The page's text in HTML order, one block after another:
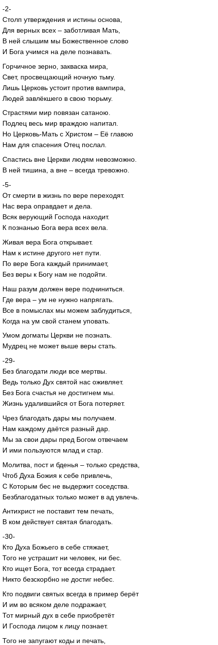
-2-
Столп утверждения и истины основа,
Для верных всех – заботливая Мать,
В ней слышим мы Божественное слово
И Бога учимся на деле познавать.
Горчичное зерно, закваска мира,
Свет, просвещающий ночную тьму.
Лишь Церковь устоит против вампира,
Людей завлёкшего в свою тюрьму.
Страстями мир повязан сатаною.
Подлец весь мир враждою напитал.
Но Церковь-Мать с Христом – Её главою
Нам для спасения Отец послал.
Спастись вне Церкви людям невозможно.
В ней тишина, а вне – всегда тревожно.
-5-
От смерти в жизнь по вере переходят.
Нас вера оправдает и дела.
Всяк верующий Господа находит.
К познанью Бога вера всех вела.
Живая вера Бога открывает.
Нам к истине другого нет пути.
По вере Бога каждый принимает,
Без веры к Богу нам не подойти.
Наш разум должен вере подчиниться.
Где вера – ум не нужно напрягать.
Все в помыслах мы можем заблудиться,
Когда на ум свой станем уповать.
Умом догматы Церкви не познать.
Мудрец не может выше веры стать.
-29-
Без благодати люди все мертвы.
Ведь только Дух святой нас оживляет.
Без Бога счастья не достигнем мы.
Жизнь удалившийся от Бога потеряет.
Чрез благодать дары мы получаем.
Нам каждому даётся разный дар.
Мы за свои дары пред Богом отвечаем
И ими пользуются млад и стар.
Молитва, пост и бденья – только средства,
Чтоб Духа Божия к себе привлечь,
С Которым бес не выдержит соседства.
Безблагодатных только может в ад увлечь.
Антихрист не поставит тем печать,
В ком действует святая благодать.
-30-
Кто Духа Божьего в себе стяжает,
Того не устрашит ни человек, ни бес.
Кто ищет Бога, тот всегда страдает.
Никто безскорбно не достиг небес.
Кто подвиги святых всегда в пример берёт
И им во всяком деле подражает,
Тот мирный дух в себе приобретёт
И Господа лицом к лицу познает.
Того не запугают коды и печать,